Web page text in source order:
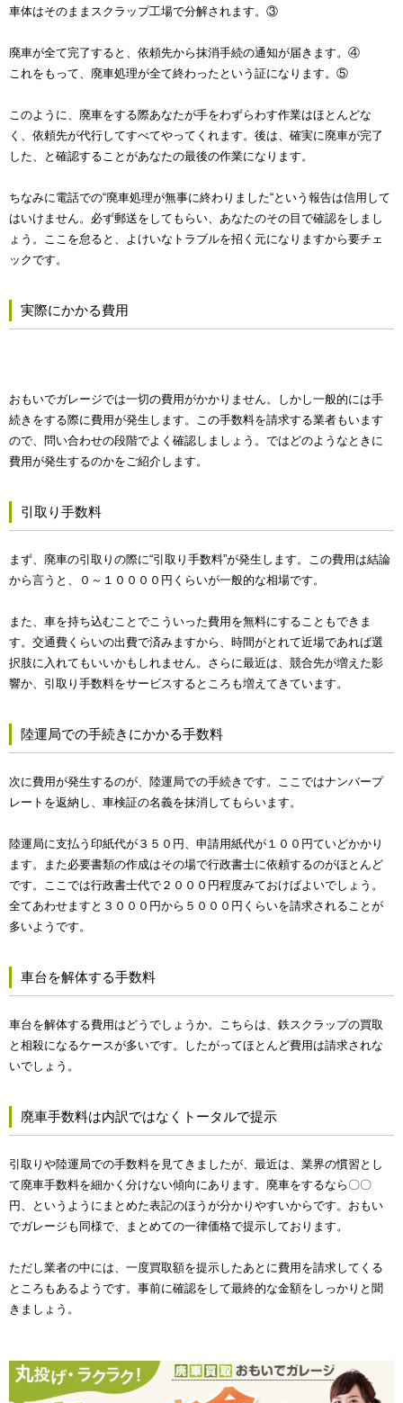
車体はそのままスクラップ工場で分解されます。③
廃車が全て完了すると、依頼先から抹消手続の通知が届きます。④
これをもって、廃車処理が全て終わったという証になります。⑤
このように、廃車をする際あなたが手をわずらわす作業はほとんどな
く、依頼先が代行してすべてやってくれます。後は、確実に廃車が完了
した、と確認することがあなたの最後の作業になります。
ちなみに電話での“廃車処理が無事に終わりました“という報告は信用して
はいけません。必ず郵送をしてもらい、あなたのその目で確認をしまし
ょう。ここを怠ると、よけいなトラブルを招く元になりますから要チェ
ックです。
実際にかかる費用
おもいでガレージでは一切の費用がかかりません。しかし一般的には手
続きをする際に費用が発生します。この手数料を請求する業者もいます
ので、問い合わせの段階でよく確認しましょう。ではどのようなときに
費用が発生するのかをご紹介します。
引取り手数料
まず、廃車の引取りの際に“引取り手数料”が発生します。この費用は結論
から言うと、０～１００００円くらいが一般的な相場です。
また、車を持ち込むことでこういった費用を無料にすることもできま
す。交通費くらいの出費で済みますから、時間がとれて近場であれば選
択肢に入れてもいいかもしれません。さらに最近は、競合先が増えた影
響か、引取り手数料をサービスするところも増えてきています。
陸運局での手続きにかかる手数料
次に費用が発生するのが、陸運局での手続きです。ここではナンバープ
レートを返納し、車検証の名義を抹消してもらいます。
陸運局に支払う印紙代が３５０円、申請用紙代が１００円ていどかかり
ます。また必要書類の作成はその場で行政書士に依頼するのがほとんど
です。ここでは行政書士代で２０００円程度みておけばよいでしょう。
全てあわせますと３０００円から５０００円くらいを請求されることが
多いようです。
車台を解体する手数料
車台を解体する費用はどうでしょうか。こちらは、鉄スクラップの買取
と相殺になるケースが多いです。したがってほとんど費用は請求されな
いでしょう。
廃車手数料は内訳ではなくトータルで提示
引取りや陸運局での手数料を見てきましたが、最近は、業界の慣習とし
て廃車手数料を細かく分けない傾向にあります。廃車をするなら〇〇
円、というようにまとめた表記のほうが分かりやすいからです。おもい
でガレージも同様で、まとめての一律価格で提示しております。
ただし業者の中には、一度買取額を提示したあとに費用を請求してくる
ところもあるようです。事前に確認をして最終的な金額をしっかりと聞
きましょう。